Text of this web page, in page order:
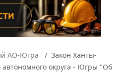
АО-Югра
Закон Ханты-
округа - Югры "Об